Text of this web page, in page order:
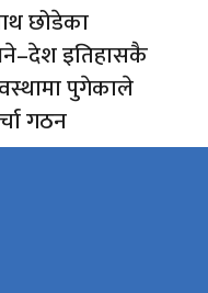
छोडेका
इतिहासकै
पुगेकाले
गठन